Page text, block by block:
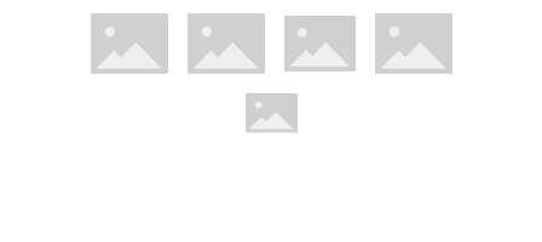
Diners web stranicaTrustwave certificiranoMastercard sigurnosni kod web
Pci Dss certificirano
Verified by Visa web stranica